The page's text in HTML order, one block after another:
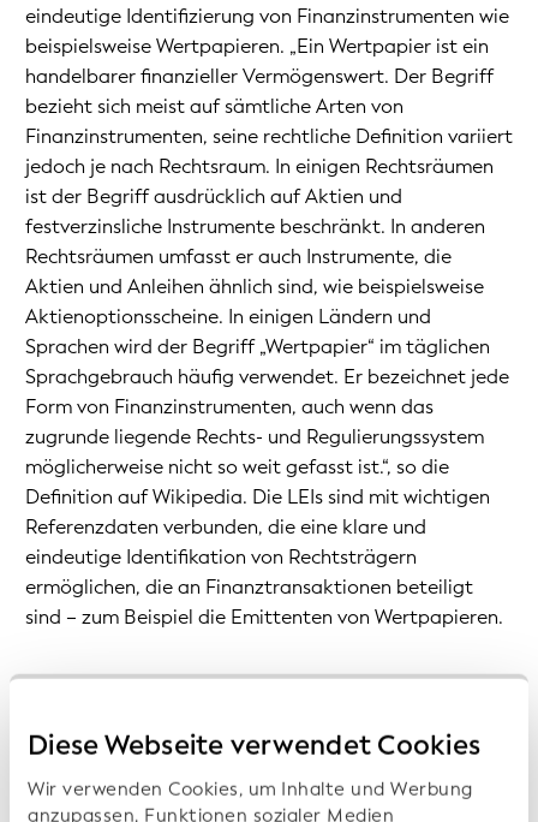
Diese Webseite verwendet Cookies
Wir verwenden Cookies, um Inhalte und Werbung
anzupassen, Funktionen sozialer Medien
eindeutige Identifizierung von Finanzinstrumenten wie
beispielsweise Wertpapieren. „Ein Wertpapier ist ein
handelbarer finanzieller Vermögenswert. Der Begriff
bezieht sich meist auf sämtliche Arten von
Finanzinstrumenten, seine rechtliche Definition variiert
jedoch je nach Rechtsraum. In einigen Rechtsräumen
ist der Begriff ausdrücklich auf Aktien und
festverzinsliche Instrumente beschränkt. In anderen
Rechtsräumen umfasst er auch Instrumente, die
Aktien und Anleihen ähnlich sind, wie beispielsweise
Aktienoptionsscheine. In einigen Ländern und
Sprachen wird der Begriff „Wertpapier“ im täglichen
Sprachgebrauch häufig verwendet. Er bezeichnet jede
Form von Finanzinstrumenten, auch wenn das
zugrunde liegende Rechts- und Regulierungssystem
möglicherweise nicht so weit gefasst ist.“, so die
Definition auf Wikipedia. Die LEIs sind mit wichtigen
Referenzdaten verbunden, die eine klare und
eindeutige Identifikation von Rechtsträgern
ermöglichen, die an Finanztransaktionen beteiligt
sind – zum Beispiel die Emittenten von Wertpapieren.
Datum Datei
2026-08-06 isin-lei-20260806T071511.zip